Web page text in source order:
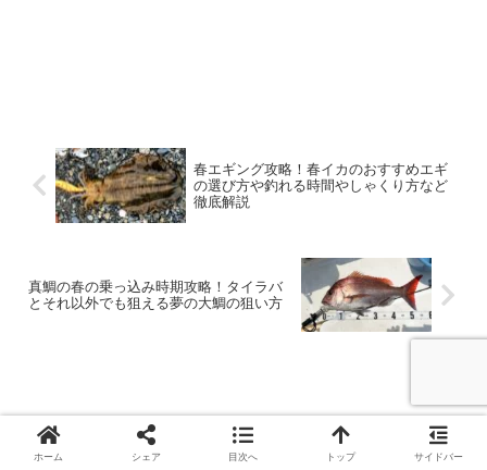
春エギング攻略！春イカのおすすめエギ
の選び方や釣れる時間やしゃくり方など
徹底解説
真鯛の春の乗っ込み時期攻略！タイラバ
とそれ以外でも狙える夢の大鯛の狙い方
ホーム シェア 目次へ トップ サイドバー